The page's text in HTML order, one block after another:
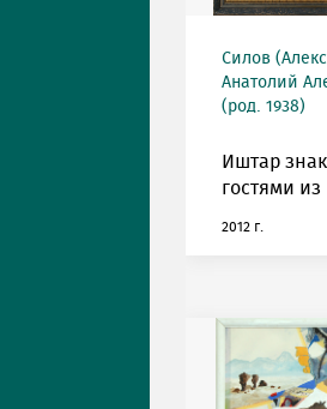
Силов
Анатолий
(род. 1938)
Иштар
гостями
2012 г.